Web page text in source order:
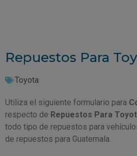
Repuestos Para
Toyota
Utiliza el siguiente formulario para
respecto de Repuestos Para
todo tipo de repuestos para
de repuestos para Guatemala.